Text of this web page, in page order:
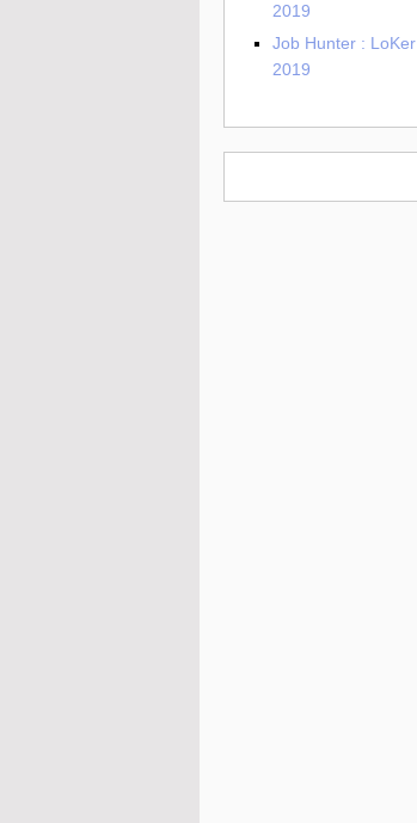
2019
Job Hunter :
2019